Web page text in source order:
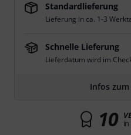
Standardlieferung
Lieferung in ca. 1-3
Schnelle Lieferung
Lieferdatum wird im
Infos
10